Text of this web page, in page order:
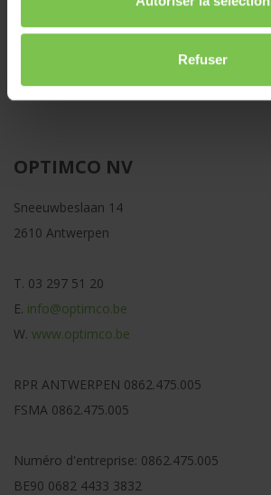
Refuser
Garantie BOB
OPTIMCO NV
Sneeuwbeslaan 14
2610 Antwerpen
T. 03 297 51 20
E. info@optimco.be
W. www.optimco.be
RPR ANTWERPEN 0862.475.005
FSMA 0862.475.005
Numéro d'entreprise: 0862.475.005
BE90 0682 4433 3832